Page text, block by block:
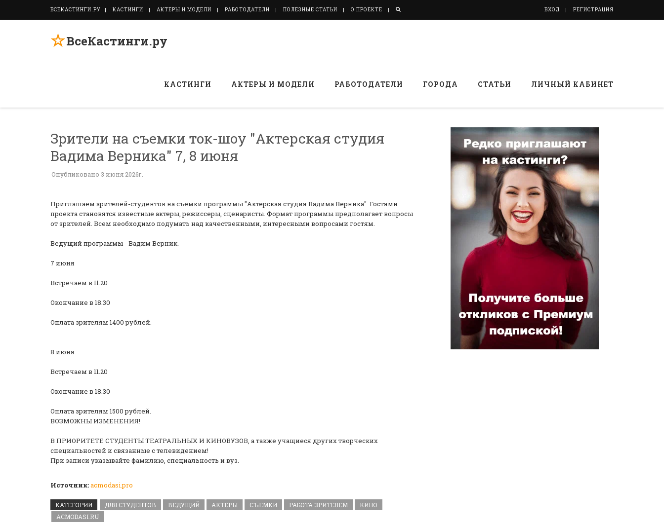
ВСЕКАСТИНГИ.РУ КАСТИНГИ АКТЕРЫ И МОДЕЛИ РАБОТОДАТЕЛИ ПОЛЕЗНЫЕ СТАТЬИ О ПРОЕКТЕ ВХОД РЕГИСТРАЦИЯ
☆ВсеКастинги.ру
КАСТИНГИ АКТЕРЫ И МОДЕЛИ РАБОТОДАТЕЛИ ГОРОДА СТАТЬИ ЛИЧНЫЙ КАБИНЕТ
Зрители на съемки ток-шоу "Актерская студия
Вадима Верника" 7, 8 июня
Опубликовано 3 июня 2026г.
Приглашаем зрителей-студентов на съемки программы "Актерская студия Вадима Верника". Гостями
проекта становятся известные актеры, режиссеры, сценаристы. Формат программы предполагает вопросы
от зрителей. Всем необходимо подумать над качественными, интересными вопросами гостям.
Ведущий программы - Вадим Верник.
7 июня
Встречаем в 11.20
Окончание в 18.30
Оплата зрителям 1400 рублей.
8 июня
Встречаем в 11.20
Окончание в 18.30
Оплата зрителям 1500 рублей.
ВОЗМОЖНЫ ИЗМЕНЕНИЯ!
В ПРИОРИТЕТЕ СТУДЕНТЫ ТЕАТРАЛЬНЫХ И КИНОВУЗОВ, а также учащиеся других творческих
специальностей и связанные с телевидением!
При записи указывайте фамилию, специальность и вуз.
Источник:acmodasi.pro
КАТЕГОРИИ ДЛЯ СТУДЕНТОВ ВЕДУЩИЙ АКТЕРЫ СЪЕМКИ РАБОТА ЗРИТЕЛЕМ
КИНО
ACMODASI.RU